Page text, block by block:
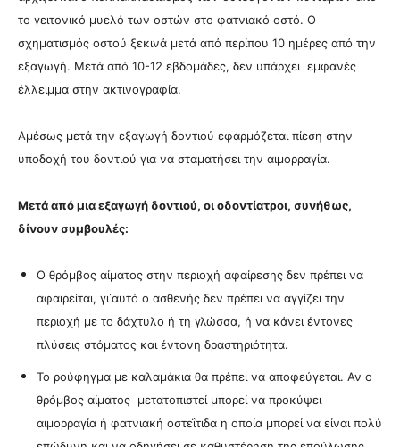
το γειτονικό μυελό των οστών στο φατνιακό οστό. Ο
σχηματισμός οστού ξεκινά μετά από περίπου 10 ημέρες από την
εξαγωγή. Μετά από 10-12 εβδομάδες, δεν υπάρχει εμφανές
έλλειμμα στην ακτινογραφία.
Αμέσως μετά την εξαγωγή δοντιού εφαρμόζεται πίεση στην
υποδοχή του δοντιού για να σταματήσει την αιμορραγία.
Μετά από μια εξαγωγή δοντιού, οι οδοντίατροι, συνήθως,
δίνουν συμβουλές:
Ο θρόμβος αίματος στην περιοχή αφαίρεσης δεν πρέπει να
αφαιρείται, γι΄αυτό ο ασθενής δεν πρέπει να αγγίζει την
περιοχή με το δάχτυλο ή τη γλώσσα, ή να κάνει έντονες
πλύσεις στόματος και έντονη δραστηριότητα.
Το ρούφηγμα με καλαμάκια θα πρέπει να αποφεύγεται. Αν ο
θρόμβος αίματος μετατοπιστεί μπορεί να προκύψει
αιμορραγία ή φατνιακή οστεΐτιδα η οποία μπορεί να είναι πολύ